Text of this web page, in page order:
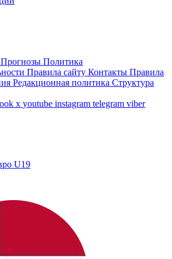
Прогнозы Политика
Правила сайту Контакты Правила
Редакционная политика Структура
x youtube instagram telegram viber
U19